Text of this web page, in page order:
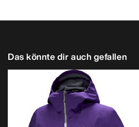
Das könnte dir auch gefallen